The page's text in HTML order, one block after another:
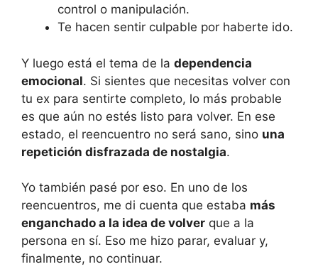
control o manipulación.
Te hacen sentir culpable por haberte ido.
Y luego está el tema de la dependencia
emocional. Si sientes que necesitas volver con
tu ex para sentirte completo, lo más probable
es que aún no estés listo para volver. En ese
estado, el reencuentro no será sano, sino una
repetición disfrazada de nostalgia.
Yo también pasé por eso. En uno de los
reencuentros, me di cuenta que estaba más
enganchado a la idea de volver que a la
persona en sí. Eso me hizo parar, evaluar y,
finalmente, no continuar.